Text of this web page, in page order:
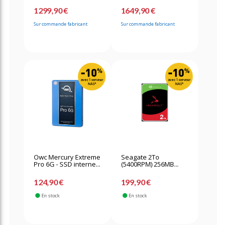
1299,90 €
Sur commande fabricant
1649,90 €
Sur commande fabricant
Owc Mercury Extreme
Pro 6G - SSD interne...
124,90 €
En stock
Seagate 2To
(5400RPM) 256MB...
199,90 €
En stock